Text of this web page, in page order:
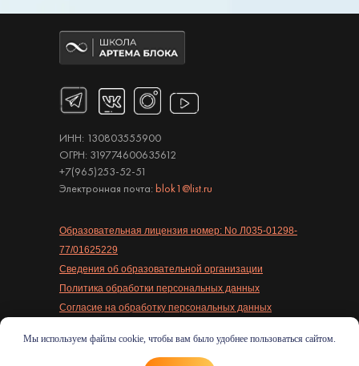
Образовательная лицензия номер: No Л035-01298-
77/01625229
Сведения об образовательной организации
Политика обработки персональных данных
Согласие на обработку персональных данных
Публичная оферта
ИНН: 130803555900
ОГРН: 319774600635612
+7(965)253-52-51
Электронная почта: blok1@list.ru
Мы используем файлы cookie, чтобы вам было удобнее пользоваться сайтом.